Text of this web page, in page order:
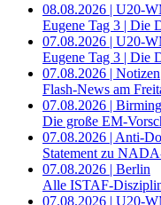
08.08.2026 | U20-
Eugene Tag 3 | Die
07.08.2026 | U20-
Eugene Tag 3 | Die
07.08.2026 | Notizen
Flash-News am
07.08.2026 |
Die große EM-
07.08.2026 | Anti-
Statement zu
07.08.2026 | Berlin
Alle ISTAF-
07.08.2026 | U20-